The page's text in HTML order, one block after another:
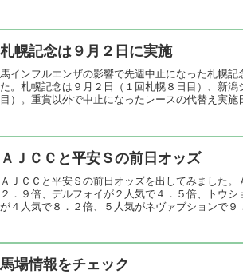
札幌記念は９月２日に実施
馬インフルエンザの影響で先週中止になった札幌
た。札幌記念は９月２日（１回札幌８日目）、新
目）。重賞以外で中止になったレースの代替え実施
ＡＪＣＣと平安Ｓの前日オッズ
ＡＪＣＣと平安Ｓの前日オッズを出してみました
２．９倍、デルフォイが２人気で４．５倍、トウ
が４人気で８．２倍、５人気がネヴァブションで９
馬場情報をチェック